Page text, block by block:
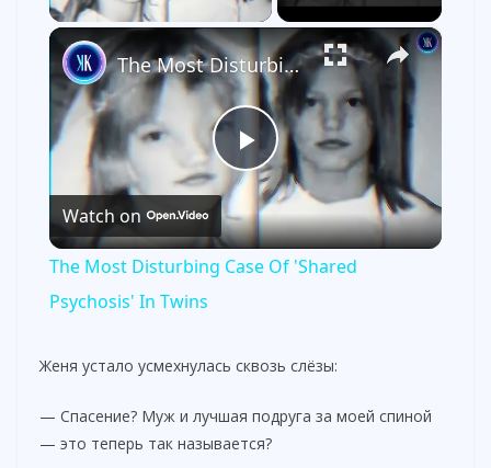
×
P
l
y
V
The Most Disturbing Case Of 'Shared Psychosis' In Twins
Watch on
The Most Disturbing Case Of 'Shared
Psychosis' In Twins
Женя устало усмехнулась сквозь слёзы:
— Спасение? Муж и лучшая подруга за моей спиной
— это теперь так называется?